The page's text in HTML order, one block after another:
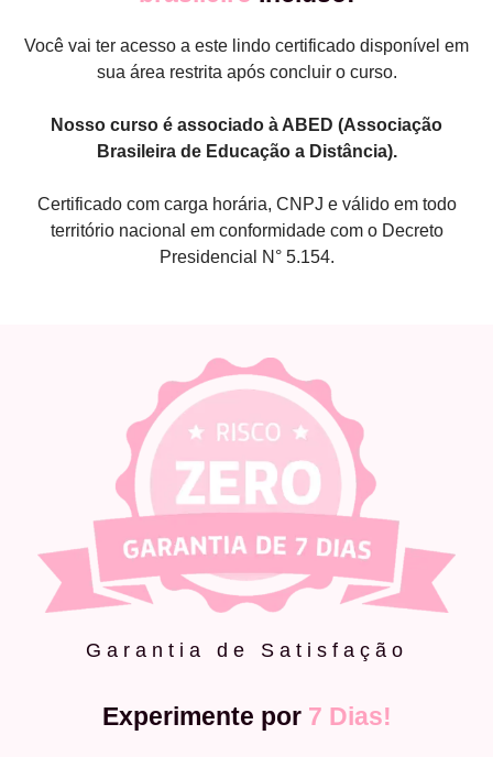
Você vai ter acesso a este lindo certificado disponível em
sua área restrita após concluir o curso.
Nosso curso é associado à ABED (Associação
Brasileira de Educação a Distância).
Certificado com carga horária, CNPJ e válido em todo
território nacional em conformidade com o Decreto
Presidencial N° 5.154.
Garantia de Satisfação
Experimente por 7 Dias!